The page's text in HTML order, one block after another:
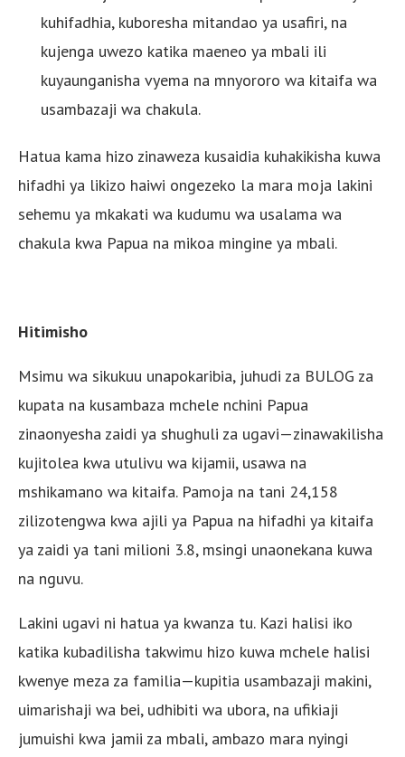
kuhifadhia, kuboresha mitandao ya usafiri, na
kujenga uwezo katika maeneo ya mbali ili
kuyaunganisha vyema na mnyororo wa kitaifa wa
usambazaji wa chakula.
Hatua kama hizo zinaweza kusaidia kuhakikisha kuwa
hifadhi ya likizo haiwi ongezeko la mara moja lakini
sehemu ya mkakati wa kudumu wa usalama wa
chakula kwa Papua na mikoa mingine ya mbali.
Hitimisho
Msimu wa sikukuu unapokaribia, juhudi za BULOG za
kupata na kusambaza mchele nchini Papua
zinaonyesha zaidi ya shughuli za ugavi—zinawakilisha
kujitolea kwa utulivu wa kijamii, usawa na
mshikamano wa kitaifa. Pamoja na tani 24,158
zilizotengwa kwa ajili ya Papua na hifadhi ya kitaifa
ya zaidi ya tani milioni 3.8, msingi unaonekana kuwa
na nguvu.
Lakini ugavi ni hatua ya kwanza tu. Kazi halisi iko
katika kubadilisha takwimu hizo kuwa mchele halisi
kwenye meza za familia—kupitia usambazaji makini,
uimarishaji wa bei, udhibiti wa ubora, na ufikiaji
jumuishi kwa jamii za mbali, ambazo mara nyingi